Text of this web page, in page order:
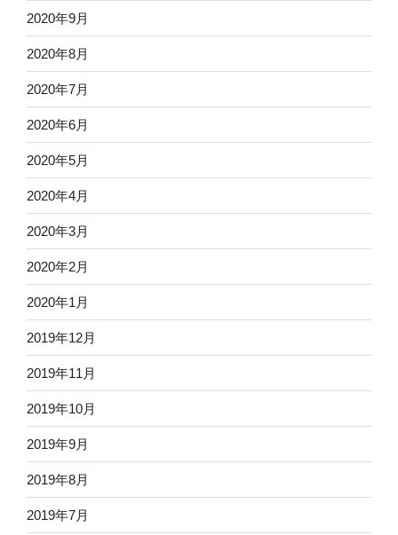
2020年9月
2020年8月
2020年7月
2020年6月
2020年5月
2020年4月
2020年3月
2020年2月
2020年1月
2019年12月
2019年11月
2019年10月
2019年9月
2019年8月
2019年7月